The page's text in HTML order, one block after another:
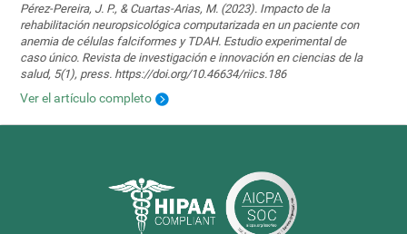
Pérez-Pereira, J. P., & Cuartas-Arias, M. (2023). Impacto de la
rehabilitación neuropsicológica computarizada en un paciente con
anemia de células falciformes y TDAH. Estudio experimental de
caso único. Revista de investigación e innovación en ciencias de la
salud, 5(1), press. https://doi.org/10.46634/riics.186
Ver el artículo completo